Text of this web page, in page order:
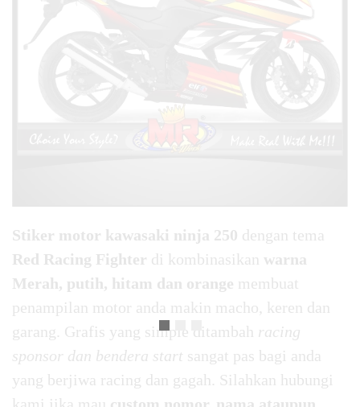
Stiker motor kawasaki ninja 250 dengan tema
Red Racing Fighter di kombinasikan warna
Merah, putih, hitam dan orange membuat
penampilan motor anda makin macho, keren dan
garang. Grafis yang simple ditambah racing
sponsor dan bendera start sangat pas bagi anda
yang berjiwa racing dan gagah. Silahkan hubungi
kami jika mau custom nomor, nama ataupun